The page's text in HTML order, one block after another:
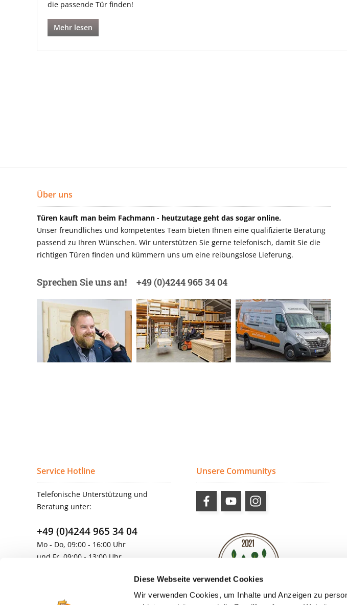
Diese Webseite verwendet Cookies
Wir verwenden Cookies, um Inhalte und Anzeigen zu
die passende Tür finden!
Mehr lesen
Über uns
Türen kauft man beim Fachmann - heutzutage geht das sogar online.
Unser freundliches und kompetentes Team bieten Ihnen eine qualifizierte Beratung
passend zu Ihren Wünschen. Wir unterstützen Sie gerne telefonisch, damit Sie die
richtigen Türen finden und kümmern uns um eine reibungslose Lieferung.
Sprechen Sie uns an! +49 (0)4244 965 34 04
Service Hotline
Telefonische Unterstützung und
Beratung unter:
+49 (0)4244 965 34 04
Mo - Do, 09:00 - 16:00 Uhr
und Fr, 09:00 - 13:00 Uhr
Unsere Communitys